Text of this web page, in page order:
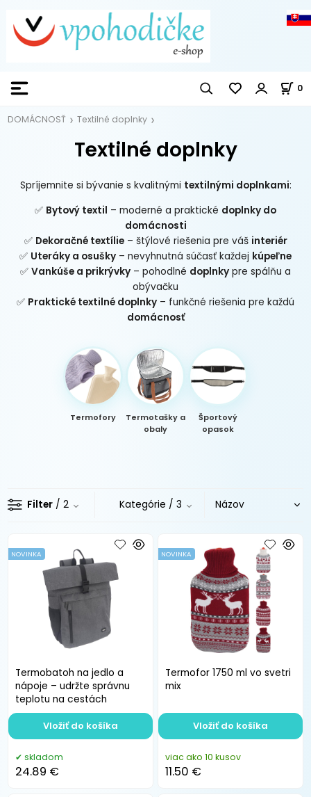
0
DOMÁCNOSŤ Textilné doplnky
Textilné doplnky
Spríjemnite si bývanie s kvalitnými textilnými doplnkami:
✅ Bytový textil – moderné a praktické doplnky do
domácnosti
✅ Dekoračné textílie– štýlové riešenia pre váš interiér
✅ Uteráky a osušky – nevyhnutná súčasť každej kúpeľne
✅ Vankúše a prikrývky – pohodlné doplnky pre spálňu a
obývačku
✅ Praktické textilné doplnky – funkčné riešenia pre každú
domácnosť
Termofory
Termotašky a
obaly
Športový
opasok
Filter / 2 Kategórie / 3
Termobatoh na jedlo a
nápoje – udržte správnu
teplotu na cestách
NOVINKA
skladom
24.89 €
Vložiť do košíka
Termofor 1750 ml vo svetri
mix
NOVINKA
viac ako 10 kusov
11.50 €
Vložiť do košíka